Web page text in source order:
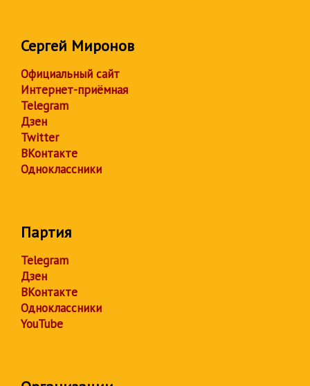
Сергей Миронов
Официальный сайт
Интернет-приёмная
Telegram
Дзен
Twitter
ВКонтакте
Одноклассники
Партия
Telegram
Дзен
ВКонтакте
Одноклассники
YouTube